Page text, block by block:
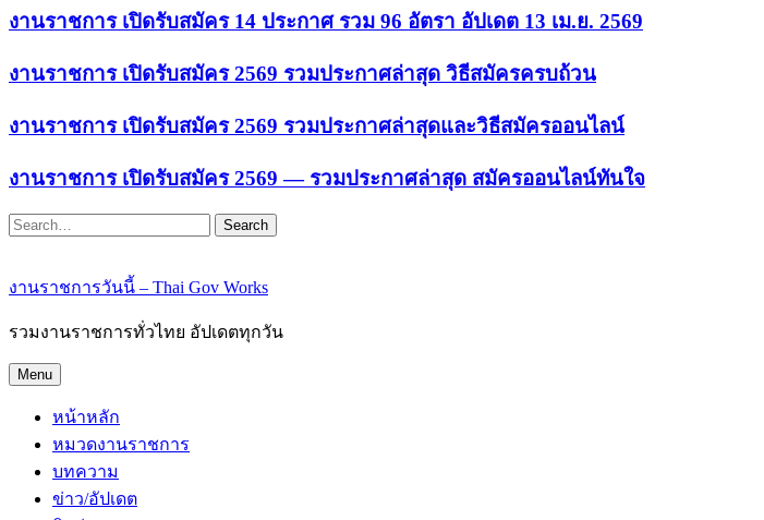
งานราชการ เปิดรับสมัคร 14 ประกาศ รวม 96 อัตรา อัปเดต 13 เม.ย. 2569
งานราชการ เปิดรับสมัคร 2569 รวมประกาศล่าสุด วิธีสมัครครบถ้วน
งานราชการ เปิดรับสมัคร 2569 รวมประกาศล่าสุดและวิธีสมัครออนไลน์
งานราชการ เปิดรับสมัคร 2569 — รวมประกาศล่าสุด สมัครออนไลน์ทันใจ
Search
งานราชการวันนี้ – Thai Gov Works
รวมงานราชการทั่วไทย อัปเดตทุกวัน
Menu
หน้าหลัก
หมวดงานราชการ
บทความ
ข่าว/อัปเดต